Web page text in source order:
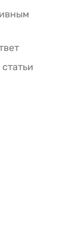
них можно
с
с видео
чипов
в
даже